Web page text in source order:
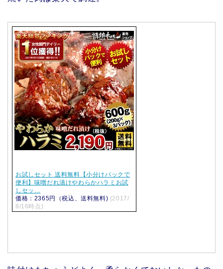
お試しセット 送料無料【小分けパックで
便利】味噌だれ漬けやわらかハラミお試
しセッ…
価格：2365円（税込、送料無料) (2017/
8/16時点)